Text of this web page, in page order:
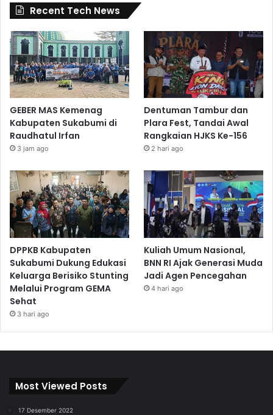
Recent Tech News
GEBER MAS Kemenag
Kabupaten Sukabumi di
Raudhatul Irfan
3 jam ago
Dentuman Tambur dan
Plara Fest, Tandai Awal
Rangkaian HJKS Ke-156
2 hari ago
DPPKB Kabupaten
Sukabumi Dukung Edukasi
Keluarga Berisiko Stunting
Melalui Program GEMA
Sehat
3 hari ago
Kuliah Umum Nasional,
BNN RI Ajak Generasi Muda
Jadi Agen Pencegahan
4 hari ago
Most Viewed Posts
17 Desember 2022